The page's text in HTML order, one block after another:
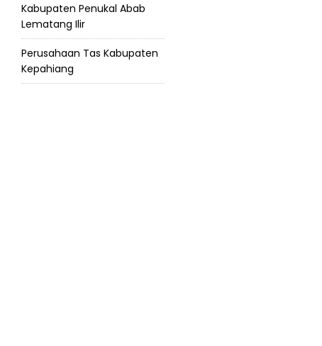
Kabupaten Penukal Abab
Lematang Ilir
Perusahaan Tas Kabupaten
Kepahiang